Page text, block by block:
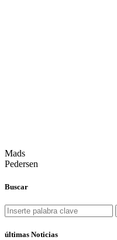
Mads
Pedersen
Buscar
últimas Noticias